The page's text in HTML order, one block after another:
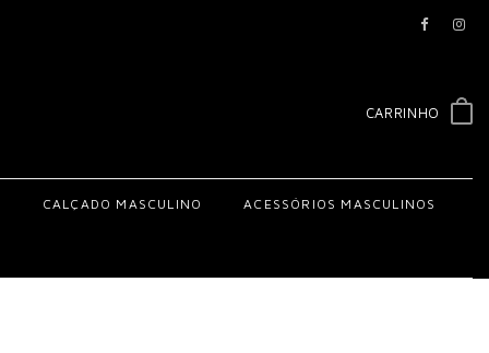
CARRINHO
CALÇADO MASCULINO ACESSÓRIOS MASCULINOS